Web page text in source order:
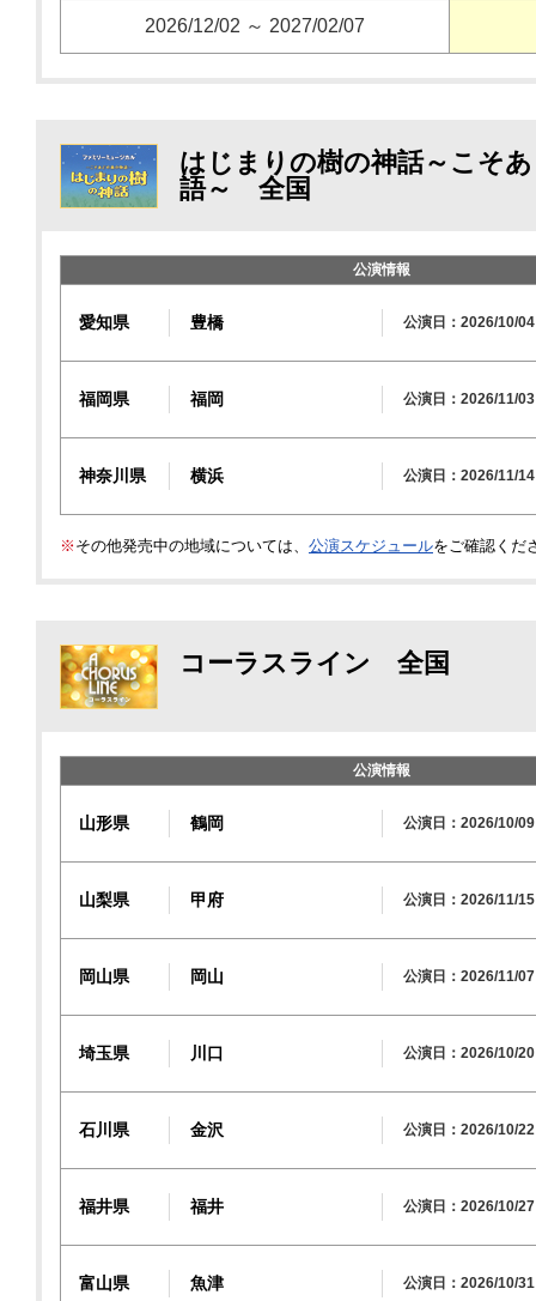
2026/12/02 ～ 2027/02/07
はじまりの樹の神話～こそ
語～ 全国
公演情報
愛知県 豊橋 公演日：2026/10/04
福岡県 福岡 公演日：2026/11/03
神奈川県 横浜 公演日：2026/11/14
※ その他発売中の地域については、 公演スケジュールをご確認くだ
コーラスライン 全国
公演情報
山形県 鶴岡 公演日：2026/10/09
山梨県 甲府 公演日：2026/11/15
岡山県 岡山 公演日：2026/11/
埼玉県 川口 公演日：2026/10/20
石川県 金沢 公演日：2026/10/
福井県 福井 公演日：2026/10/27
富山県 魚津 公演日：2026/10/31